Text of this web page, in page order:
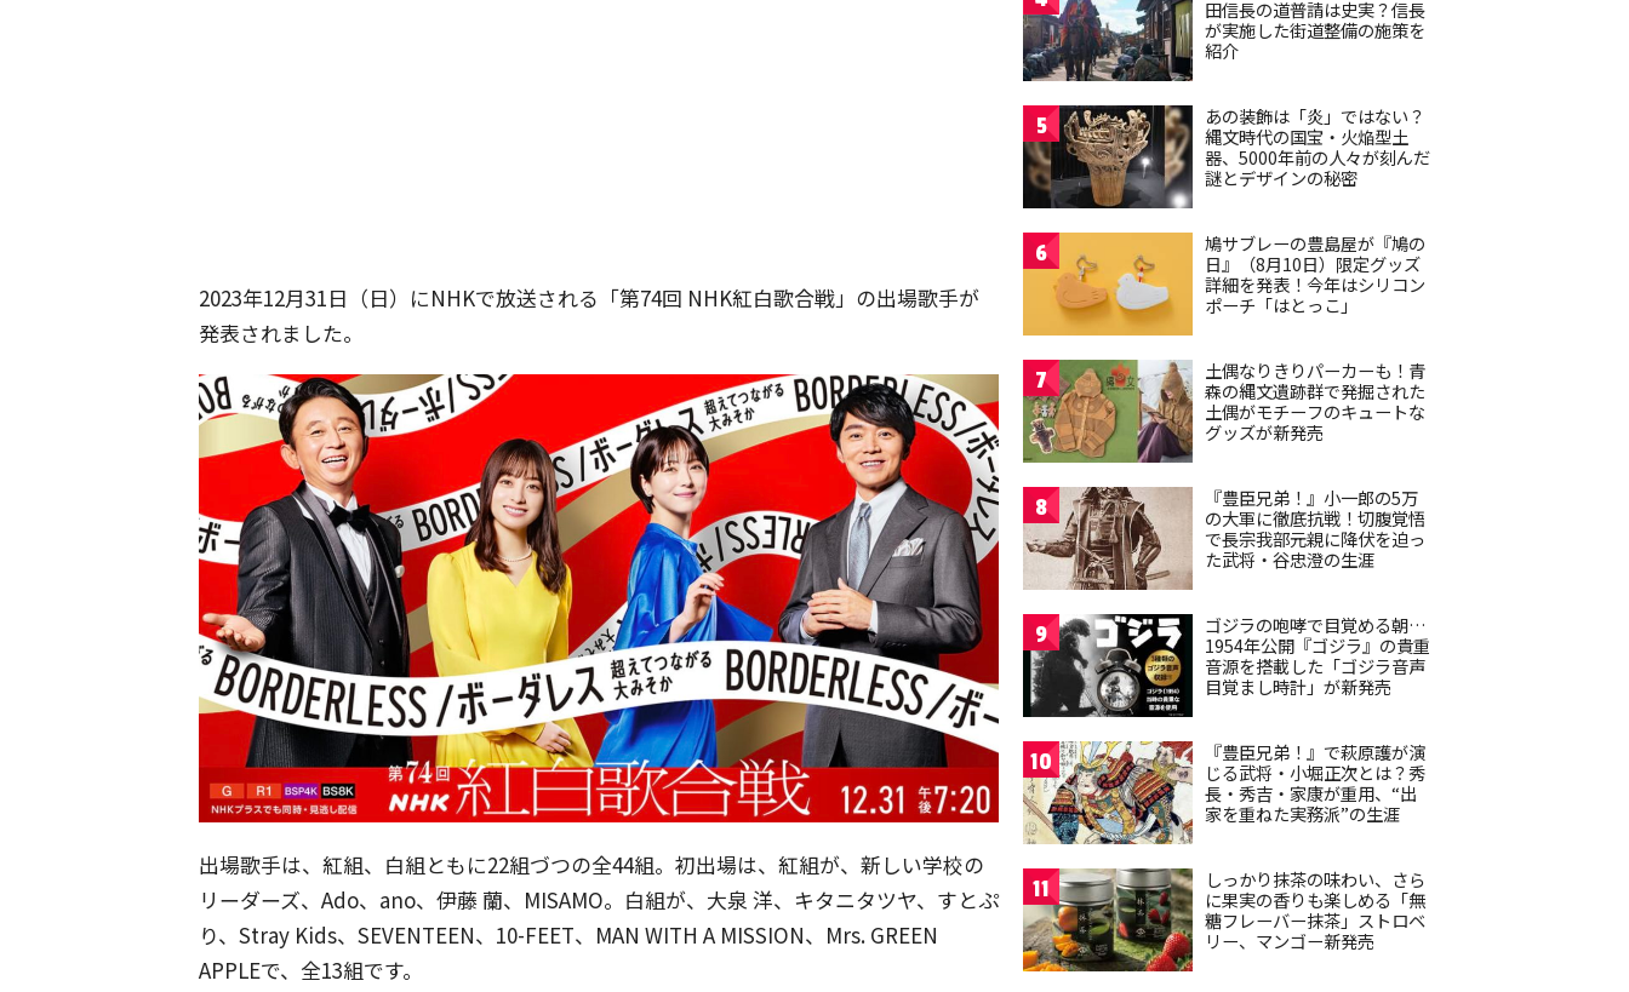
2023年12月31日（日）にNHKで放送される「第74回 NHK紅白歌合戦」の出場歌手が
発表されました。
出場歌手は、紅組、白組ともに22組づつの全44組。初出場は、紅組が、新しい学校の
リーダーズ、Ado、ano、伊藤 蘭、MISAMO。白組が、大泉 洋、キタニタツヤ、すとぷ
り、Stray Kids、SEVENTEEN、10-FEET、MAN WITH A MISSION、Mrs. GREEN
APPLEで、全13組です。
田信長の道普請は史実？信長
が実施した街道整備の施策を
紹介
5
あの装飾は「炎」ではない？
縄文時代の国宝・火焔型土
器、5000年前の人々が刻んだ
謎とデザインの秘密
6
鳩サブレーの豊島屋が『鳩の
日』（8月10日）限定グッズ
詳細を発表！今年はシリコン
ポーチ「はとっこ」
7
土偶なりきりパーカーも！青
森の縄文遺跡群で発掘された
土偶がモチーフのキュートな
グッズが新発売
8
『豊臣兄弟！』小一郎の5万
の大軍に徹底抗戦！切腹覚悟
で長宗我部元親に降伏を迫っ
た武将・谷忠澄の生涯
9
ゴジラの咆哮で目覚める朝…
1954年公開『ゴジラ』の貴重
音源を搭載した「ゴジラ音声
目覚まし時計」が新発売
10
『豊臣兄弟！』で萩原護が演
じる武将・小堀正次とは？秀
長・秀吉・家康が重用、“出
家を重ねた実務派”の生涯
11
しっかり抹茶の味わい、さら
に果実の香りも楽しめる「無
糖フレーバー抹茶」ストロベ
リー、マンゴー新発売